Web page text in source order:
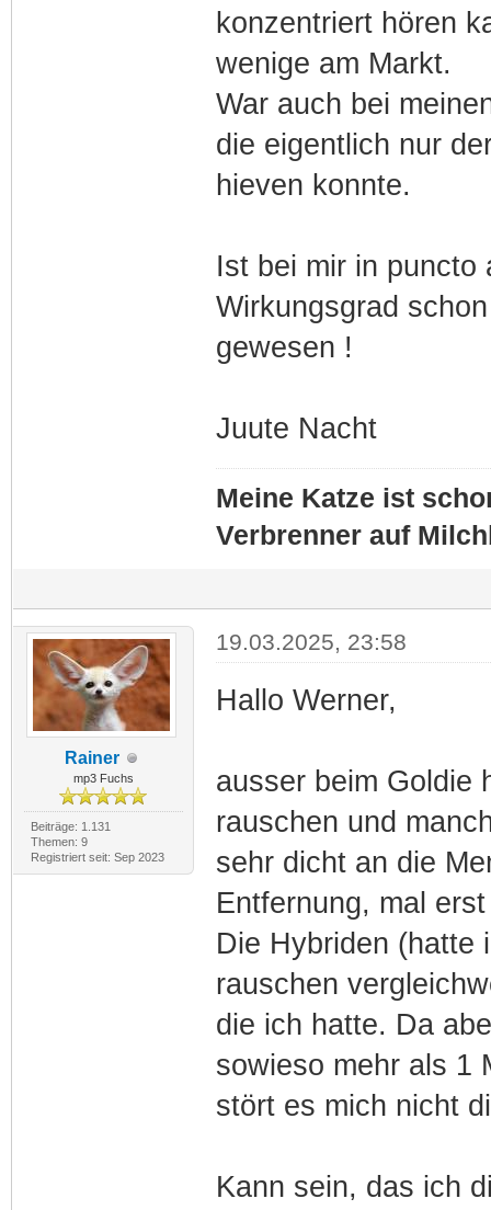
konzentriert hören
wenige am Markt.
War auch bei
die eigentlich nur
hieven konnte.
Ist bei mir in puncto
Wirkungsgrad
gewesen !
Juute Nacht
Meine Katze ist
Verbrenner auf
Rainer
mp3 Fuchs
Beiträge: 1.131
Themen: 9
Registriert seit: Sep 2023
19.03.2025, 23:58
Hallo Werner,
ausser beim Goldie
rauschen und
sehr dicht an die
Entfernung, mal
Die Hybriden (hatte
rauschen
die ich hatte. Da
sowieso mehr als 1
stört es mich nicht
Kann sein, das ich